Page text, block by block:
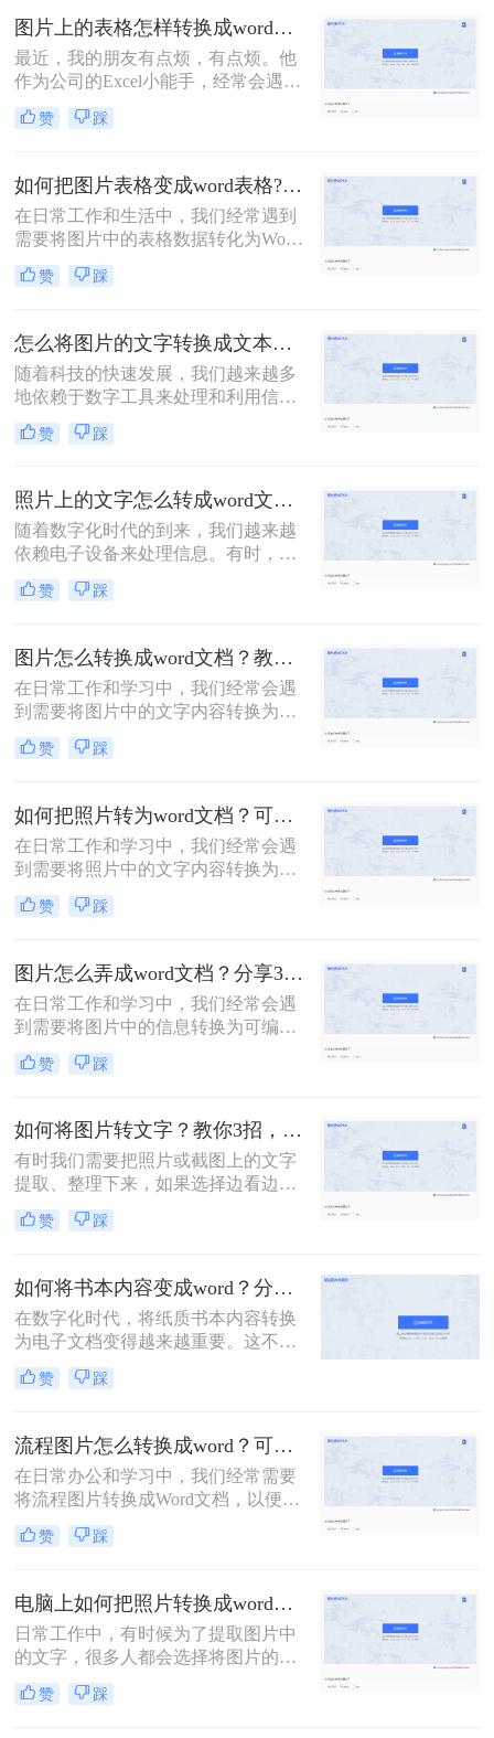
换成Word文档的方法，帮助您轻松完
成这一任务。
图片上的表格怎样转换成word表格？教你转换的二个方法！
最近，我的朋友有点烦，有点烦。他
作为公司的Excel小能手，经常会遇到
同事发Excel表过来咨询的情况。他们
的口头禅通常都是：“大神，大神，
对呢？”顺带一张Excel截图。对，是
截图！如何在一张截图上发现问题，
查找答案呢？这是一个问题。更大的
问题是，老板也喜欢这样……今天就
来给大家分享二个技巧，「图片上的
表格怎样转换成word表格」
赞 踩
如何把图片表格变成word表格?教你三招轻松搞定！
在日常工作和生活中，我们经常遇到
需要将图片中的表格数据转化为Word
文档中的表格的情况。这样的需求常
见于数据提取、文档编辑、报告撰写
word表格呢？以下将介绍几种常用的
方法，帮助你将图片表格转换成Word
表格。
赞 踩
怎么将图片的文字转换成文本？这里教你3种方法！
随着科技的快速发展，我们越来越多
地依赖于数字工具来处理和利用信
息。在日常生活中，我们经常会遇到
需要将图片中的文字转换成可编辑文
片中的标语、还是社交媒体上的图片
中提取信息，将图片中的文字转换成
文本都是一项非常实用的技能。那么
怎么将图片的文字转换成文本呢？本
文将详细介绍几种常用的方法，帮助
你轻松实现图片文字到文本的转换。
赞 踩
照片上的文字怎么转成word文档？分享2种方法，简单易学！
随着数字化时代的到来，我们越来越
依赖电子设备来处理信息。有时，我
们可能需要从照片中提取文字内容，
并将其转换为可编辑的Word文档。这
如从书籍、报纸、海报、名片，甚至
是手写笔记中提取信息。那么照片上
的文字怎么转成word文档呢？本文将
介绍几种常用的方法，帮助你轻松地
将照片上的文字转换成Word文档。
赞 踩
图片怎么转换成word文档？教你3种简单方法！
在日常工作和学习中，我们经常会遇
到需要将图片中的文字内容转换为
Word文档的情况。这可能是因为图片
中的文字内容需要编辑、修改或进一
文档并不能实现文字内容的编辑，因
此我们需要将图片转换成可编辑的
Word文档。本文将详细介绍图片怎么
转换成word文档的几种方法，并给出
具体的操作步骤和注意事项。
赞 踩
如何把照片转为word文档？可以试试这三个方法！
在日常工作和学习中，我们经常会遇
到需要将照片中的文字内容转换为可
编辑的Word文档的情况。这可能是因
为照片中的文字信息对我们非常重
享。那么如何把照片转为word文档
呢？下面，我将详细介绍几种将照片
转为Word文档的方法，并给出具体的
操作步骤。
赞 踩
图片怎么弄成word文档？分享3种简单方法，轻松搞定!
在日常工作和学习中，我们经常会遇
到需要将图片中的信息转换为可编辑
的Word文档的情况。无论是扫描的文
档、截图还是照片，我们都希望能够
进行编辑、整理或分享。那么图片怎
么弄成word文档呢？下面，我将详细
介绍几种将图片转换为Word文档的方
法，并给出具体的操作步骤。
赞 踩
如何将图片转文字？教你3招，轻松搞定图片转文字提取！
有时我们需要把照片或截图上的文字
提取、整理下来，如果选择边看边打
字，那么效率实在太低了。那么如何
将图片转文字？其实很简单，掌握以
文字，非常方便！
赞 踩
如何将书本内容变成word？分享3种方法，简单易学！
在数字化时代，将纸质书本内容转换
为电子文档变得越来越重要。这不仅
方便我们随时随地阅读，还便于编
辑、分享和存储。本文将介绍如何将
赞 踩
流程图片怎么转换成word？可以试试这三个方法！
在日常办公和学习中，我们经常需要
将流程图片转换成Word文档，以便于
编辑、修改和分享。那么流程图片怎
么转换成word呢？本文将为你介绍三
法，帮助你更高效地完成这一任务。
赞 踩
电脑上如何把照片转换成word文档？转换图片为Word文档的二大妙招！
日常工作中，有时候为了提取图片中
的文字，很多人都会选择将图片的内
容一个字一个字的录入到Word中，费
时费力不说，还总容易出错。其实想
赞 踩